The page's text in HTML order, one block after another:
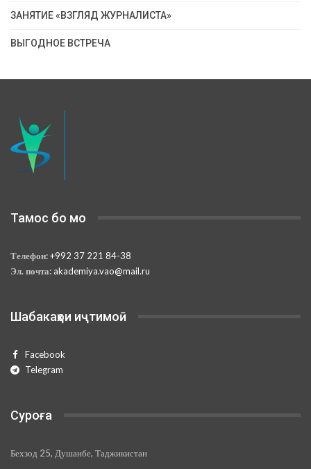
ЗАНЯТИЕ «ВЗГЛЯД ЖУРНАЛИСТА»
ВЫГОДНОЕ ВСТРЕЧА
Тамос бо мо
Телефон:+992 37 221 84-38
Эл. почта: akademiya.vao@mail.ru
Шабакаҳои иҷтимоӣ
Facebook
Telegram
Суроға
Бехзод 25, Душанбе, Таджикистан